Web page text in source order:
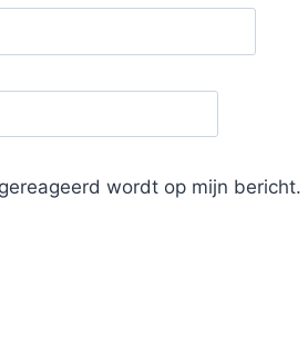
wordt op mijn bericht.